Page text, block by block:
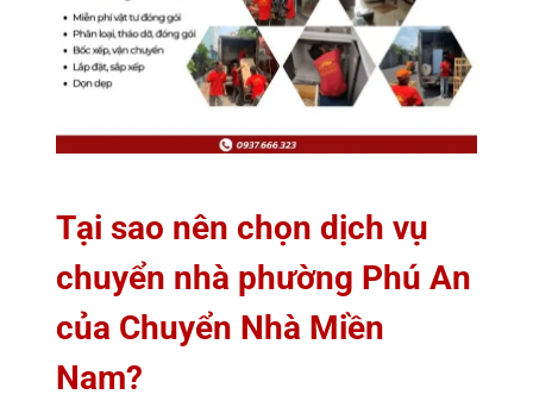
Tại sao nên chọn dịch vụ
chuyển nhà phường Phú An
của Chuyển Nhà Miền
Nam?